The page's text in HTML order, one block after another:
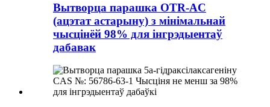
Вытворца парашка OTR-AC
(ацэтат астарыну) з мінімальнай
чысцінёй 98% для інгрэдыентаў
дабавак